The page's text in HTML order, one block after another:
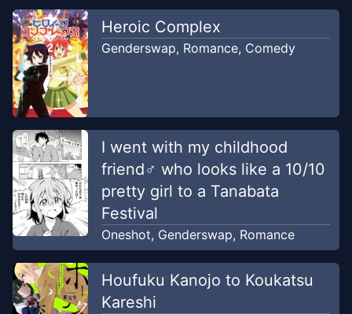
Heroic Complex
Genderswap, Romance, Comedy
I went with my childhood
friend♂ who looks like a 10/10
pretty girl to a Tanabata
Festival
Oneshot, Genderswap, Romance
Houfuku Kanojo to Koukatsu
Kareshi